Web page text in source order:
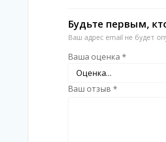
Будьте первым,
Ваш адрес email не будет
Ваша оценка *
Ваш отзыв *